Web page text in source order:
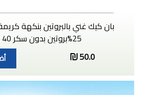
بان كيك غني بالبروتين بنكهة
25%بروتين بدون سكر 40 غم
50.0